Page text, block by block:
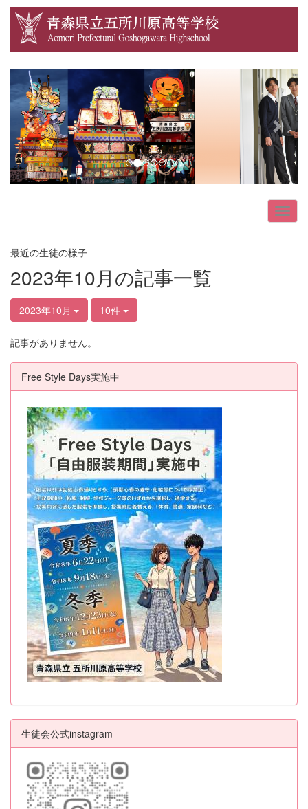
p
r
e
v
i
o
n
e
x
t
最近の生徒の様子
2023年10月の記事一覧
2023年10月 10件
記事がありません。
Free Style Days実施中
生徒会公式instagram